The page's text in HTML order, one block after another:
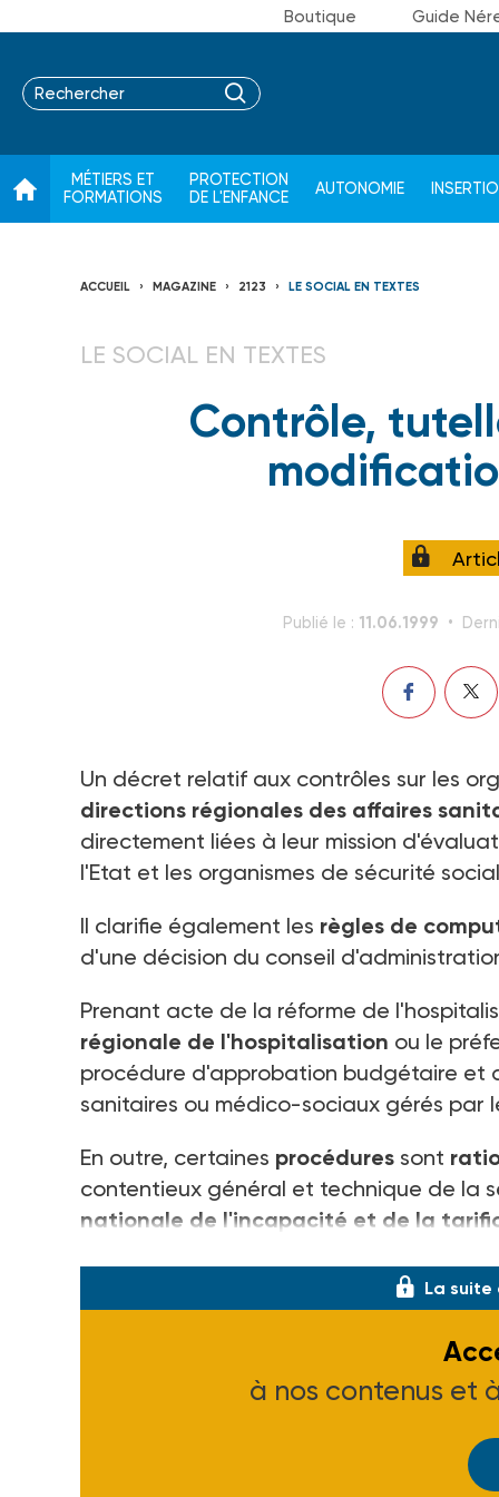
Boutique Guide
MÉTIERS ET
FORMATIONS
PROTECTION
DE L'ENFANCE
AUTONOMIE
ACCUEIL MAGAZINE 2123 LE SOCIAL EN TEXTES
LE SOCIAL EN TEXTES
Contrôle,
Publié le : 11.06.1999
Un décret relatif aux contrôles sur les
directions régionales des affaires
directement liées à leur mission
l'Etat et les organismes de sécurité
Il clarifie également les règles de
d'une décision du conseil
Prenant acte de la réforme de
régionale de l'hospitalisation ou le
procédure d'approbation budgétaire et
sanitaires ou médico-sociaux gérés par
En outre, certaines procédures sont
contentieux général et technique de la
nationale de l'incapacité et de la
La suite
à nos contenus et